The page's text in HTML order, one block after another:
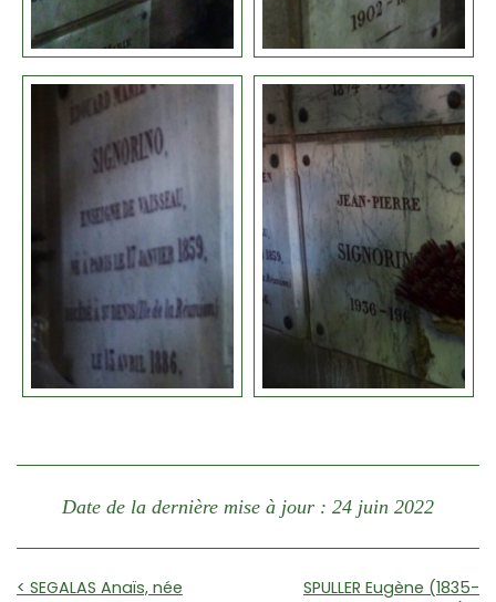
Date de la dernière mise à jour : 24 juin 2022
< SEGALAS Anaïs, née
SPULLER Eugène (1835-